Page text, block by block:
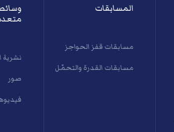
المسابقات
مسابقات قفز الحواجز
مسابقات القدرة والتحمّل
نشرية
صور